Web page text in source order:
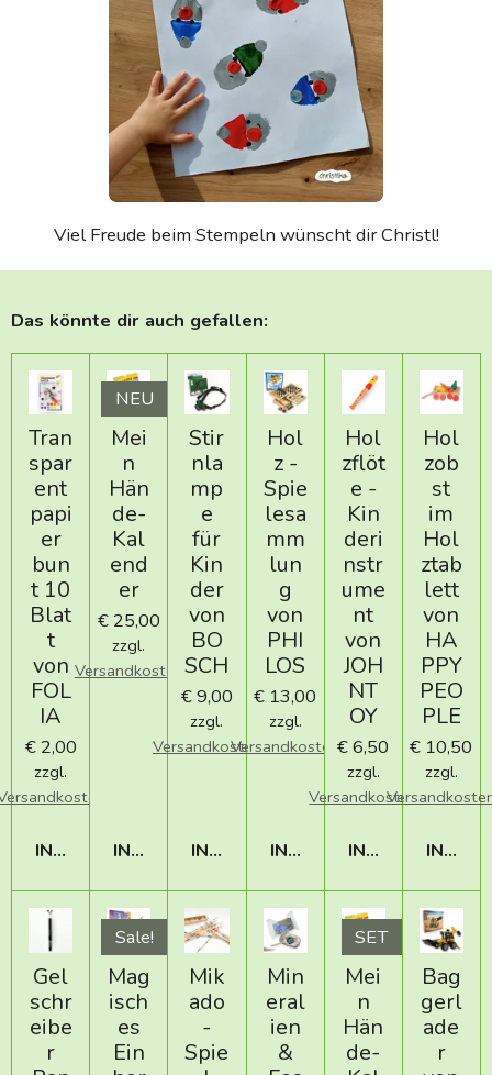
Viel Freude beim Stempeln wünscht dir Christl!
Das könnte dir auch gefallen:
Tran
spar
ent
papi
er
bun
t 10
Blat
t
von
FOL
IA
€ 2,00
zzgl.
IN DEN WARENKORB
NEU
Mei
n
Hän
de-
Kal
end
er
€ 25,00
zzgl.
Versandkosten
IN DEN WARENKORB
Stir
nla
mp
e
für
Kin
der
von
BO
SCH
€ 9,00
zzgl.
Versandkosten
IN DEN WARENKORB
Hol
z -
Spie
lesa
mm
lun
g
von
PHI
LOS
€ 13,00
zzgl.
Versandkosten
IN DEN WARENKORB
Hol
zflöt
e -
Kin
deri
nstr
ume
nt
von
JOH
NT
OY
€ 6,50
zzgl.
Versandkosten
IN DEN
Hol
zob
st
im
Hol
ztab
lett
von
HA
PPY
PEO
PLE
€ 10,50
zzgl.
IN
Gel
schr
eibe
r
Sale!
Mag
isch
es
Ein
Mik
ado
-
Spie
Min
eral
ien
&
SET
Mei
n
Hän
de-
Bag
gerl
ade
r